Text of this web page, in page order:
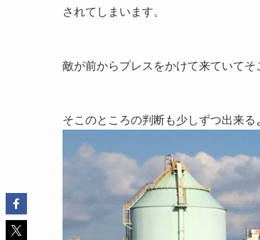
されてしまいます。
敵が前からプレスをかけて来ていてそ
そこのところの判断も少しずつ出来る